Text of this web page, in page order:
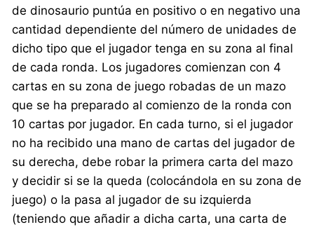
de dinosaurio puntúa en positivo o en negativo una
cantidad dependiente del número de unidades de
dicho tipo que el jugador tenga en su zona al final
de cada ronda. Los jugadores comienzan con 4
cartas en su zona de juego robadas de un mazo
que se ha preparado al comienzo de la ronda con
10 cartas por jugador. En cada turno, si el jugador
no ha recibido una mano de cartas del jugador de
su derecha, debe robar la primera carta del mazo
y decidir si se la queda (colocándola en su zona de
juego) o la pasa al jugador de su izquierda
(teniendo que añadir a dicha carta, una carta de